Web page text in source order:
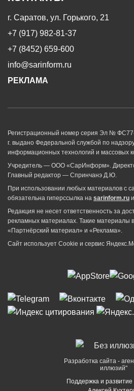
г. Саратов, ул. Горького, 21
+7 (917) 982-81-37
+7 (8452) 659-600
info@sarinform.ru
РЕКЛАМА
Регистрационный номер серия Эл №
г. выдано Федеральной службой по
информационных технологий и массовых
Учредитель — ООО «СарИнформ».
Главный редактор — Спринчанэ Д.Ю.
При использовании любых материалов с
обязательна гиперссылка на sarinform.ru
Редакция не несет ответственность за
рекламных материалах. Такие материалы
«Партнёрский материал» и «Реклама».
Сайт использует Cookie и сервиc
Разработка сайта -
иллюзий"
Поддержка и развитие